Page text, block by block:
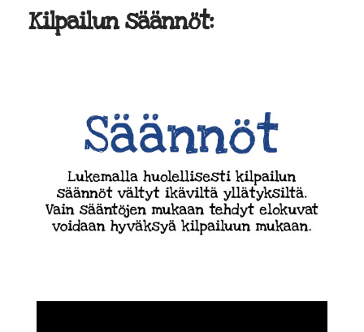
Kilpailun säännöt: